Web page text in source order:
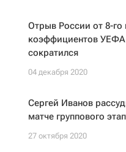
Отрыв России от 8-го
коэффициентов УЕФА
сократился
04 декабря 2020
Сергей Иванов
матче группового
27 октября 2020